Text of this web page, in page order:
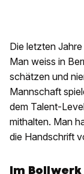
Die letzten
Man weiss in
schätzen und
Mannschaft
dem Talent-
mithalten. Man
die Handschrift
Im